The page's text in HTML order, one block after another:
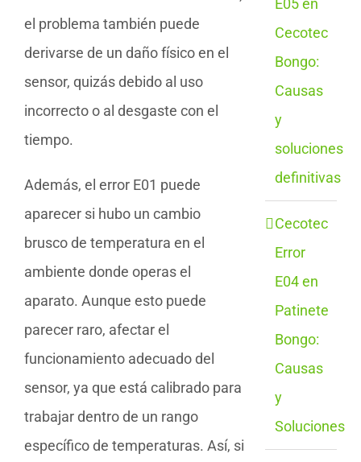
el problema también puede
derivarse de un daño físico en el
sensor, quizás debido al uso
incorrecto o al desgaste con el
tiempo.
Además, el error E01 puede
aparecer si hubo un cambio
brusco de temperatura en el
ambiente donde operas el
aparato. Aunque esto puede
parecer raro, afectar el
funcionamiento adecuado del
sensor, ya que está calibrado para
trabajar dentro de un rango
específico de temperaturas. Así, si
E05 en
Cecotec
Bongo:
Causas
y
soluciones
definitivas
Cecotec
Error
E04 en
Patinete
Bongo:
Causas
y
Soluciones